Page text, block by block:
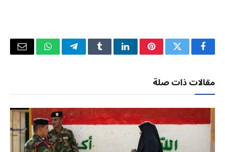
فيسبوكتويتر بينتيريستلينكدإنTumblrتيلقرامواتسابالبريد
مقالات ذات صلة